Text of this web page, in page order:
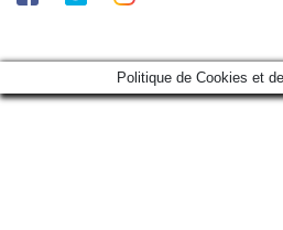
Politique de Cookies et